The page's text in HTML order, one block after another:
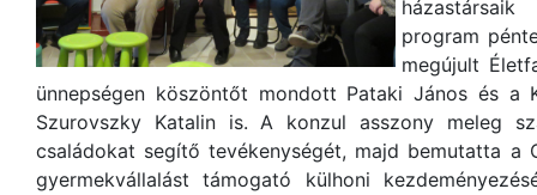
program
megújult
ünnepségen köszöntőt mondott Pataki János és a
Szurovszky Katalin is. A konzul asszony meleg
családokat segítő tevékenységét, majd bemutatta a
gyermekvállalást támogató külhoni